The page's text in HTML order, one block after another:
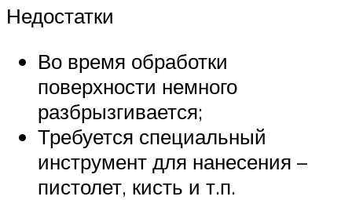
Недостатки
Во время обработки
поверхности немного
разбрызгивается;
Требуется специальный
инструмент для нанесения –
пистолет, кисть и т.п.